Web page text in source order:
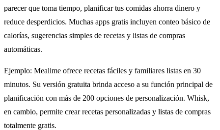
parecer que toma tiempo, planificar tus comidas ahorra dinero y
reduce desperdicios. Muchas apps gratis incluyen conteo básico de
calorías, sugerencias simples de recetas y listas de compras
automáticas.
Ejemplo: Mealime ofrece recetas fáciles y familiares listas en 30
minutos. Su versión gratuita brinda acceso a su función principal de
planificación con más de 200 opciones de personalización. Whisk,
en cambio, permite crear recetas personalizadas y listas de compras
totalmente gratis.